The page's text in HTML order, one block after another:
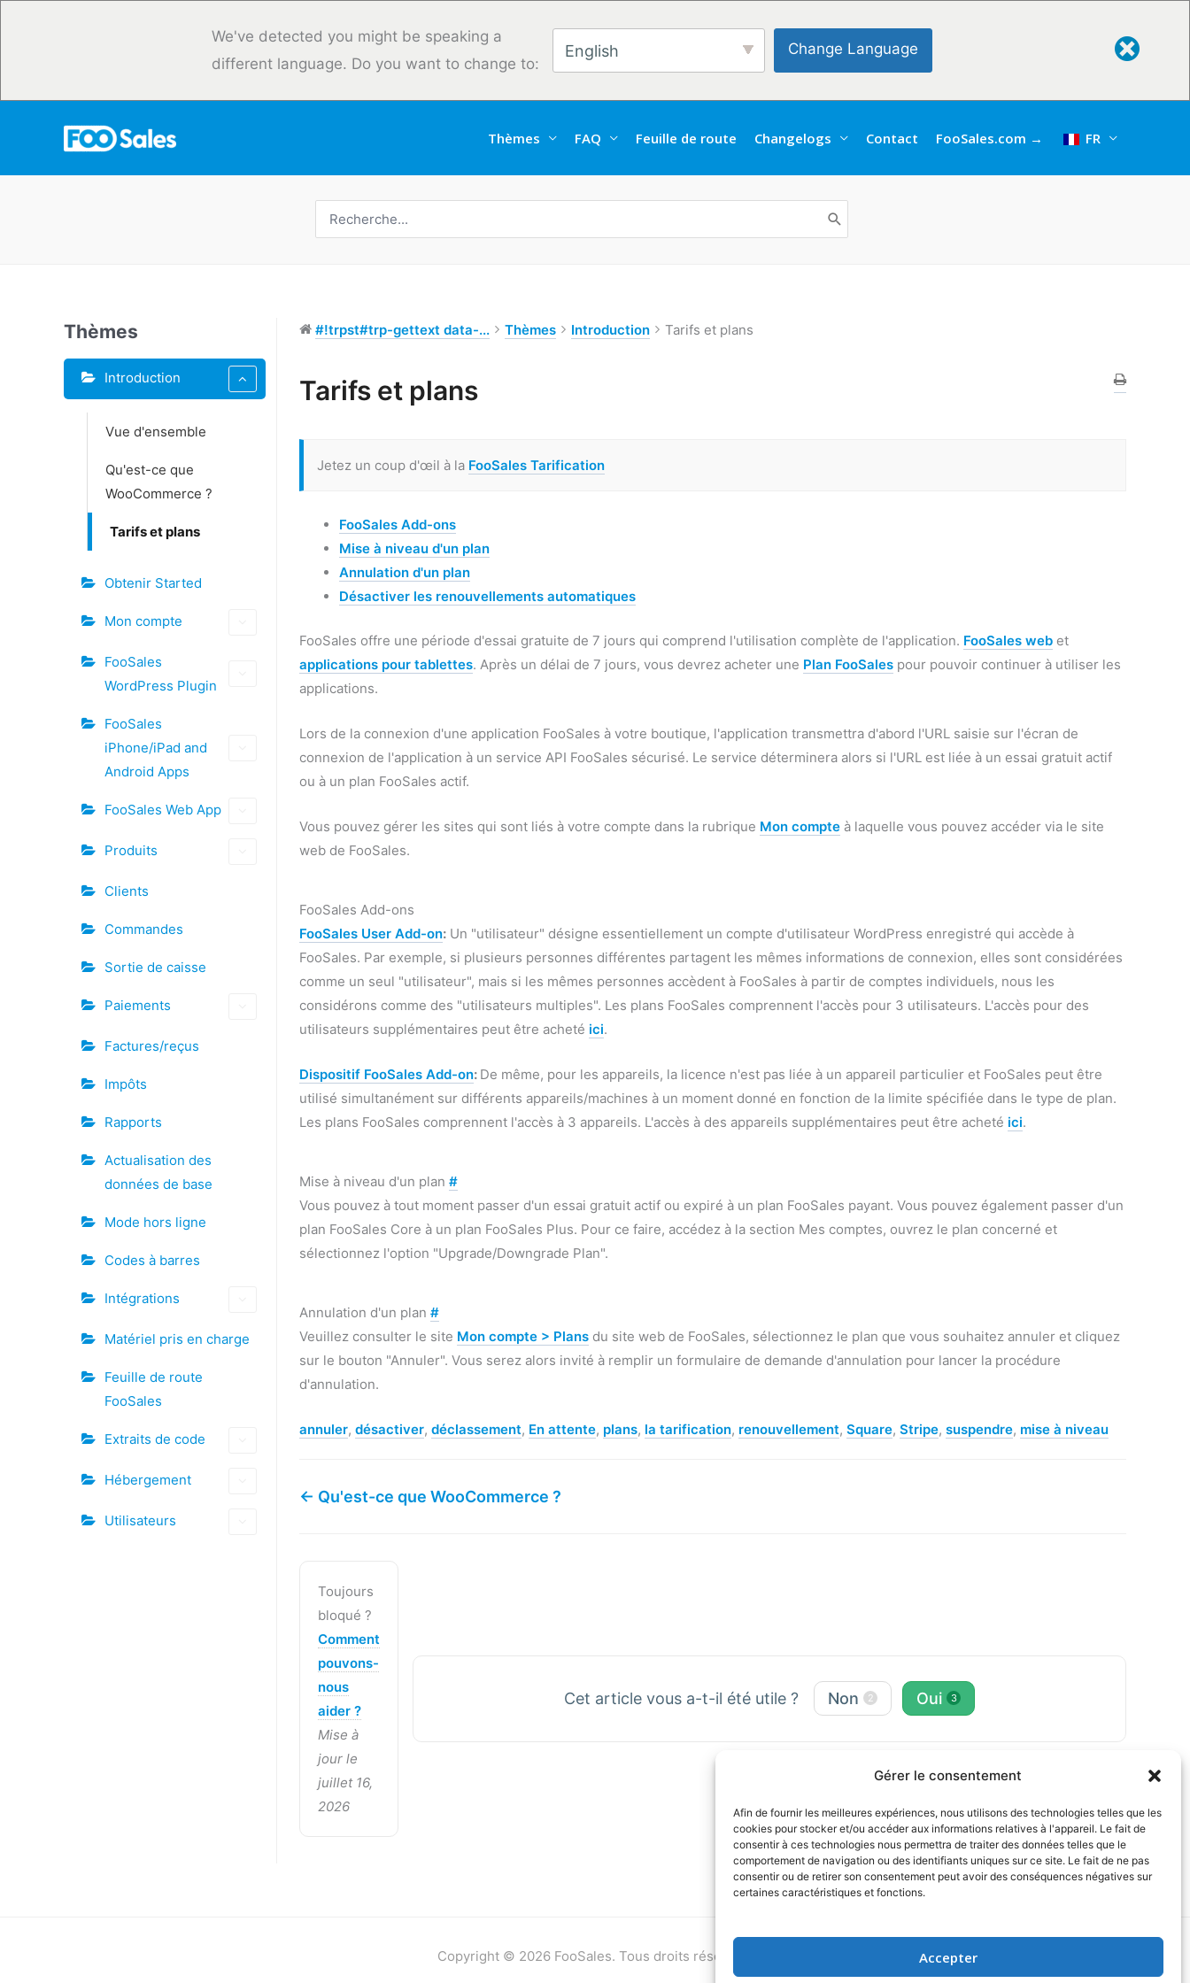
Gérer le consentement
Afin de fournir les meilleures expériences, nous utilisons des technologies telles que les
cookies pour stocker et/ou accéder aux informations relatives à l'appareil. Le fait de
consentir à ces technologies nous permettra de traiter des données telles que le
comportement de navigation ou des identifiants uniques sur ce site. Le fait de ne pas
consentir ou de retirer son consentement peut avoir des conséquences négatives sur
certaines caractéristiques et fonctions.
Accepter
We've detected you might be speaking a
different language. Do you want to change to:
English Change Language
Thèmes FAQ Feuille de route Changelogs Contact FooSales.com → FR
de
:
Thèmes
Introduction
Vue d'ensemble
Qu'est-ce que
WooCommerce ?
Tarifs et plans
Obtenir Started
Mon compte
FooSales
WordPress Plugin
FooSales
iPhone/iPad and
Android Apps
FooSales Web App
Produits
Clients
Commandes
Sortie de caisse
Paiements
Factures/reçus
Impôts
Rapports
Actualisation des
données de base
Mode hors ligne
Codes à barres
Intégrations
Matériel pris en charge
Feuille de route
FooSales
Extraits de code
Hébergement
Utilisateurs
#!trpst#trp-gettext data-... Thèmes Introduction Tarifs et plans
Tarifs et plans
Jetez un coup d'œil à la FooSales Tarification
FooSales Add-ons
Mise à niveau d'un plan
Annulation d'un plan
Désactiver les renouvellements automatiques
FooSales offre une période d'essai gratuite de 7 jours qui comprend l'utilisation complète de l'application. FooSales web et
applications pour tablettes. Après un délai de 7 jours, vous devrez acheter une Plan FooSales pour pouvoir continuer à utiliser les
applications.
Lors de la connexion d'une application FooSales à votre boutique, l'application transmettra d'abord l'URL saisie sur l'écran de
connexion de l'application à un service API FooSales sécurisé. Le service déterminera alors si l'URL est liée à un essai gratuit actif
ou à un plan FooSales actif.
Vous pouvez gérer les sites qui sont liés à votre compte dans la rubrique Mon compte à laquelle vous pouvez accéder via le site
web de FooSales.
FooSales Add-ons
FooSales User Add-on: Un "utilisateur" désigne essentiellement un compte d'utilisateur WordPress enregistré qui accède à
FooSales. Par exemple, si plusieurs personnes différentes partagent les mêmes informations de connexion, elles sont considérées
comme un seul "utilisateur", mais si les mêmes personnes accèdent à FooSales à partir de comptes individuels, nous les
considérons comme des "utilisateurs multiples". Les plans FooSales comprennent l'accès pour 3 utilisateurs. L'accès pour des
utilisateurs supplémentaires peut être acheté ici.
Dispositif FooSales Add-on: De même, pour les appareils, la licence n'est pas liée à un appareil particulier et FooSales peut être
utilisé simultanément sur différents appareils/machines à un moment donné en fonction de la limite spécifiée dans le type de plan.
Les plans FooSales comprennent l'accès à 3 appareils. L'accès à des appareils supplémentaires peut être acheté ici.
Mise à niveau d'un plan #
Vous pouvez à tout moment passer d'un essai gratuit actif ou expiré à un plan FooSales payant. Vous pouvez également passer d'un
plan FooSales Core à un plan FooSales Plus. Pour ce faire, accédez à la section Mes comptes, ouvrez le plan concerné et
sélectionnez l'option "Upgrade/Downgrade Plan".
Annulation d'un plan #
Veuillez consulter le site Mon compte > Plans du site web de FooSales, sélectionnez le plan que vous souhaitez annuler et cliquez
sur le bouton "Annuler". Vous serez alors invité à remplir un formulaire de demande d'annulation pour lancer la procédure
d'annulation.
Étiquettes
annuler, désactiver, déclassement, En attente, plans, la tarification, renouvellement, Square, Stripe, suspendre, mise à niveau
navigation
← Qu'est-ce que WooCommerce ?
Toujours
bloqué ?
Comment
pouvons-
nous
aider ?
Mise à
jour le
juillet 16,
2026
Cet article vous a-t-il été utile ? Non 2 Oui 3
Copyright © 2026 FooSales. Tous droits réservés.